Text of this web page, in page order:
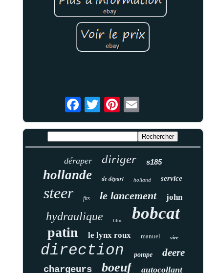
déraper diriger s185
hollande de départ holland service
steer fits le lancement john
hydraulique filtre bobcat
patin le lynx roux manuel vire
direction pompe deere
chargeurs boeuf autocollant